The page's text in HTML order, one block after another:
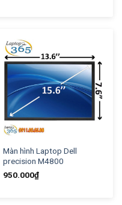
Màn hình Laptop Dell
precision M4800
950.000₫